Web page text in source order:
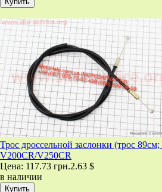
Трос дроссельной заслонки (трос
V200CR/V250CR
Цена: 117.73 грн.2.63 $
в наличии